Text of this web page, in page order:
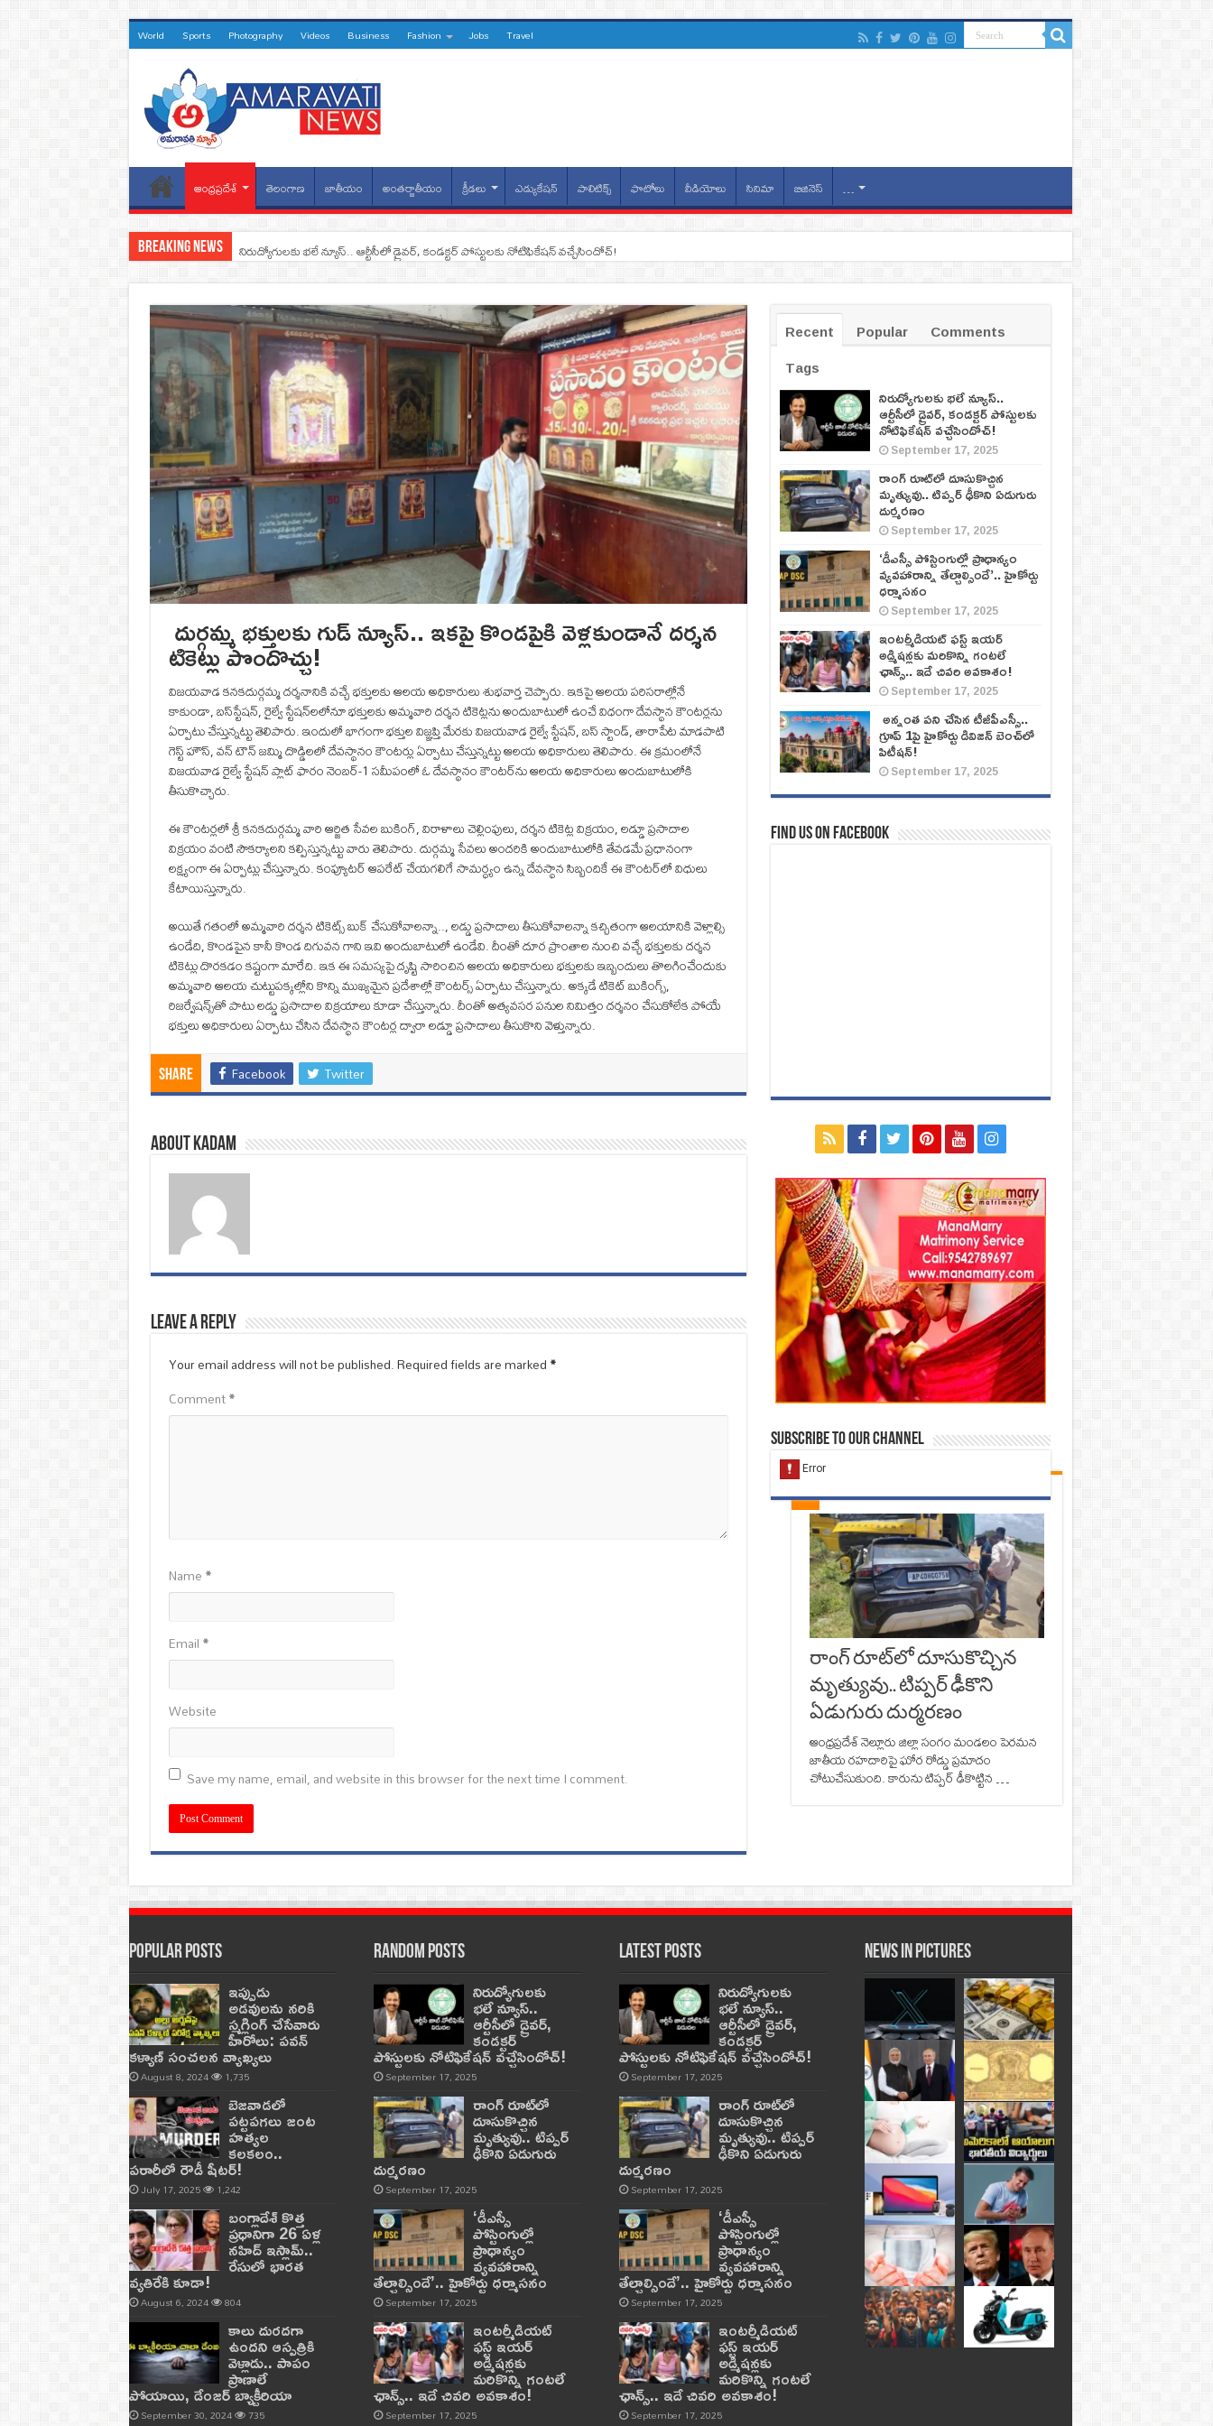
World Sports Photography Videos Business Fashion Jobs Travel
ఆంధ్రప్రదేశ్ తెలంగాణ జాతీయం అంతర్జాతీయం క్రీడలు ఎడ్యుకేషన్ పాలిటిక్స్ ఫొటోలు వీడియోలు సినిమా బిజినెస్ …
Breaking News నిరుద్యోగులకు భలే న్యూస్.. ఆర్టీసీలో డ్రైవర్, కండక్టర్‌ పోస్టులకు నోటిఫికేషన్‌ వచ్చేసిందోచ్‌!
దుర్గమ్మ భక్తులకు గుడ్‌ న్యూస్.. ఇకపై కొండపైకి వెళ్లకుండానే దర్శన
టికెట్లు పొందొచ్చు!
విజయవాడ కనకదుర్గమ్మ దర్శనానికి వచ్చే భక్తులకు ఆలయ అధికారులు శుభవార్త చెప్పారు. ఇకపై ఆలయ పరిసరాల్లోనే
కాకుండా, బస్‌స్టేషన్‌, రైల్వే స్టేషన్‌లలోనూ భక్తులకు అమ్మవారి దర్శన టికెట్లను అందుబాటులో ఉంచే విధంగా దేవస్థాన కౌంటర్లను
ఏర్పాటు చేస్తున్నట్టు తెలిపారు. ఇందులో భాగంగా భక్తుల విజ్ఞప్తి మేరకు విజయవాడ రైల్వే స్టేషన్, బస్ స్టాండ్, తారాపేట మాడపాటి
గెస్ట్ హౌస్, వన్ టౌన్ జమ్మి దొడ్డిలలో దేవస్థానం కౌంటర్లు ఏర్పాటు చేస్తున్నట్టు ఆలయ అధికారులు తెలిపారు. ఈ క్రమంలోనే
విజయవాడ రైల్వే స్టేషన్ ప్లాట్ ఫారం నెంబర్-1 సమీపంలో ఓ దేవస్థానం కౌంటర్‌ను ఆలయ అధికారులు అందుబాటులోకి
తీసుకొచ్చారు.
ఈ కౌంటర్లలో శ్రీ కనకదుర్గమ్మ వారి ఆర్జిత సేవల బుకింగ్, విరాళాలు చెల్లింపులు, దర్శన టికెట్ల విక్రయం, లడ్డూ ప్రసాదాల
విక్రయం వంటి సౌకర్యాలని కల్పిస్తున్నట్టు వారు తెలిపారు. దుర్గమ్మ సేవలు అందరికి అందుబాటులోకి తేవడమే ప్రధానంగా
లక్ష్యంగా ఈ ఏర్పాట్లు చేస్తున్నారు. కంప్యూటర్ ఆపరేట్ చేయగలిగే సామర్ధ్యం ఉన్న దేవస్థాన సిబ్బందికే ఈ కౌంటర్‌లో విధులు
కేటాయిస్తున్నారు.
అయితే గతంలో అమ్మవారి దర్శన టికెట్స్ బుక్‌ చేసుకోవాలన్నా.., లడ్డు ప్రసాదాలు తీసుకోవాలన్నా కచ్చితంగా ఆలయానికి వెళ్లాల్సి
ఉండేది, కొండపైన కానీ కొండ దిగువన గాని ఇవి అందుబాటులో ఉండేవి. దీంతో దూర ప్రాంతాల నుంచి వచ్చే భక్తులకు దర్శన
టికెట్లు దొరకడం కష్టంగా మారేది. ఇక ఈ సమస్యపై దృష్టి సారించిన ఆలయ అధికారులు భక్తులకు ఇబ్బందులు తొలగించేందుకు
అమ్మవారి ఆలయ చుట్టుపక్కల్లోని కొన్ని ముఖ్యమైన ప్రదేశాల్లో కౌంటర్స్ ఏర్పాటు చేస్తున్నారు. అక్కడే టికెట్ బుకింగ్స్‌,
రిజర్వేషన్స్‌తో పాటు లడ్డు ప్రసాదాల విక్రయాలు కూడా చేస్తున్నారు. దీంతో అత్యవసర పనుల నిమిత్తం దర్శనం చేసుకోలేక పోయే
భక్తులు అధికారులు ఏర్పాటు చేసిన దేవస్థాన కౌంటర్ల ద్వారా లడ్డూ ప్రసాదాలు తీసుకొని వెళ్తున్నారు.
Share Facebook Twitter
About Kadam
Check Also
రాంగ్ రూట్‌లో దూసుకొచ్చిన
మృత్యువు.. టిప్పర్ ఢీకొని
ఏడుగురు దుర్మరణం
ఆంధ్రప్రదేశ్ నెల్లూరు జిల్లా సంగం మండలం పెరమన
జాతీయ రహదారిపై ఘోర రోడ్డు ప్రమాదం
చోటుచేసుకుంది. కారును టిప్పర్‌ ఢీకొట్టిన …
Leave a Reply
Your email address will not be published.Required fields are marked*
Comment*
Name*
Email*
Website
Save my name, email, and website in this browser for the next time I comment.
Recent Popular
Comments
Tags
నిరుద్యోగులకు భలే న్యూస్..
ఆర్టీసీలో డ్రైవర్, కండక్టర్‌ పోస్టులకు
నోటిఫికేషన్‌ వచ్చేసిందోచ్‌!
September 17, 2025
రాంగ్ రూట్‌లో దూసుకొచ్చిన
మృత్యువు.. టిప్పర్ ఢీకొని ఏడుగురు
దుర్మరణం
September 17, 2025
‘డీఎస్సీ పోస్టింగుల్లో ప్రాధాన్యం
వ్యవహారాన్ని తేల్చాల్సిందే’.. హైకోర్టు
ధర్మాసనం
September 17, 2025
ఇంటర్మీడియట్ ఫస్ట్‌ ఇయర్‌
అడ్మిషన్లకు మరికొన్ని గంటలే
ఛాన్స్‌.. ఇదే చివరి అవకాశం!
September 17, 2025
అన్నంత పని చేసిన టీజీపీఎస్సీ..
గ్రూప్‌ 1పై హైకోర్టు డివిజన్‌ బెంచ్‌లో
పిటీషన్‌!
September 17, 2025
Find us on Facebook
Subscribe to our Channel
Popular Posts
ఇప్పుడు
అడవులను నరికి
స్మగ్లింగ్ చేసేవారు
హీరోలు: పవన్
కళ్యాణ్ సంచలన వ్యాఖ్యలు
August 8, 2024 1,735
బెజవాడలో
పట్టపగలు జంట
హత్యల
కలకలం..
పరారీలో రౌడీ షీటర్‌!
July 17, 2025 1,242
బంగ్లాదేశ్ కొత్త
ప్రధానిగా 26 ఏళ్ల
నహిద్ ఇస్లామ్..
రేసులో భారత
వ్యతిరేకి కూడా!
August 6, 2024 804
కాలు దురదగా
ఉందని ఆస్పత్రికి
వెళ్లాడు.. పాపం
ప్రాణాలే
పోయాయి, డేంజర్ బ్యాక్టీరియా
September 30, 2024 735
Random Posts
నిరుద్యోగులకు
భలే న్యూస్..
ఆర్టీసీలో డ్రైవర్,
కండక్టర్‌
పోస్టులకు నోటిఫికేషన్‌ వచ్చేసిందోచ్‌!
September 17, 2025
రాంగ్ రూట్‌లో
దూసుకొచ్చిన
మృత్యువు.. టిప్పర్
ఢీకొని ఏడుగురు
దుర్మరణం
September 17, 2025
‘డీఎస్సీ
పోస్టింగుల్లో
ప్రాధాన్యం
వ్యవహారాన్ని
తేల్చాల్సిందే’.. హైకోర్టు ధర్మాసనం
September 17, 2025
ఇంటర్మీడియట్
ఫస్ట్‌ ఇయర్‌
అడ్మిషన్లకు
మరికొన్ని గంటలే
ఛాన్స్‌.. ఇదే చివరి అవకాశం!
September 17, 2025
Latest Posts
నిరుద్యోగులకు
భలే న్యూస్..
ఆర్టీసీలో డ్రైవర్,
కండక్టర్‌
పోస్టులకు నోటిఫికేషన్‌ వచ్చేసిందోచ్‌!
September 17, 2025
రాంగ్ రూట్‌లో
దూసుకొచ్చిన
మృత్యువు.. టిప్పర్
ఢీకొని ఏడుగురు
దుర్మరణం
September 17, 2025
‘డీఎస్సీ
పోస్టింగుల్లో
ప్రాధాన్యం
వ్యవహారాన్ని
తేల్చాల్సిందే’.. హైకోర్టు ధర్మాసనం
September 17, 2025
ఇంటర్మీడియట్
ఫస్ట్‌ ఇయర్‌
అడ్మిషన్లకు
మరికొన్ని గంటలే
ఛాన్స్‌.. ఇదే చివరి అవకాశం!
September 17, 2025
News in Pictures